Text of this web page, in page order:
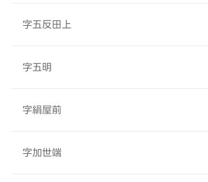
字五反田上
字五明
字絹屋前
字加世端